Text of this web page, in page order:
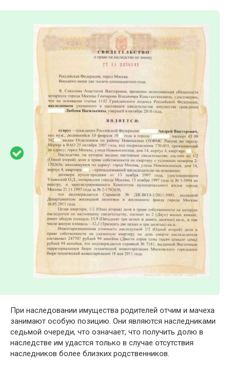
При наследовании имущества родителей отчим и мачеха
занимают особую позицию. Они являются наследниками
седьмой очереди, что означает, что получить долю в
наследстве им удастся только в случае отсутствия
наследников более близких родственников.